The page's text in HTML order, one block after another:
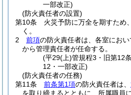
一部改正)
(防火責任者の設置)
第10条
火災予防に万全を期すため
く。
2
前項の防火責任者は、各室にお
から管理責任者が任命する。
(平29(上)管規程3・旧第12
12・一部改正)
(防火責任者の任務)
第11条
前条第1項の防火責任者は、
を取り締まるとともに、所属職員